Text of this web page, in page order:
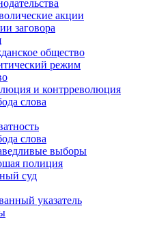
акции
заговора
общество
режим
и контрреволюция
слова
слова
выборы
полиция
суд
указатель